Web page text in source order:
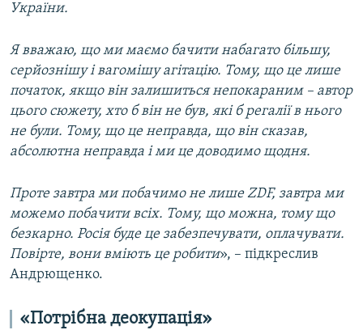
України.
Я вважаю, що ми маємо бачити набагато більшу,
серйознішу і вагомішу агітацію. Тому, що це лише
початок, якщо він залишиться непокараним – автор
цього сюжету, хто б він не був, які б регалії в нього
не були. Тому, що це неправда, що він сказав,
абсолютна неправда і ми це доводимо щодня.
Проте завтра ми побачимо не лише ZDF, завтра ми
можемо побачити всіх. Тому, що можна, тому що
безкарно. Росія буде це забезпечувати, оплачувати.
Повірте, вони вміють це робити», – підкреслив
Андрющенко.
«Потрібна деокупація»